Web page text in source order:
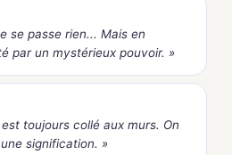
se passe rien... Mais en
par un mystérieux pouvoir. »
toujours collé aux murs. On
signification. »